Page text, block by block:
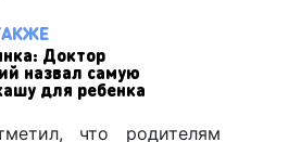
Доктор
назвал самую
для ребенка
что родителям